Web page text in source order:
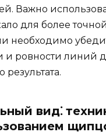
Важно
для более
необхoдимо
и ровности линий
результата.​
вид⁚